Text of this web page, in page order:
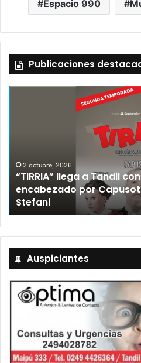
Espacio 990
Publicaciones
2 octubre, 2026
“TIRRIA” llega a Tandil
encabezado por
Stefani
Auspiciantes